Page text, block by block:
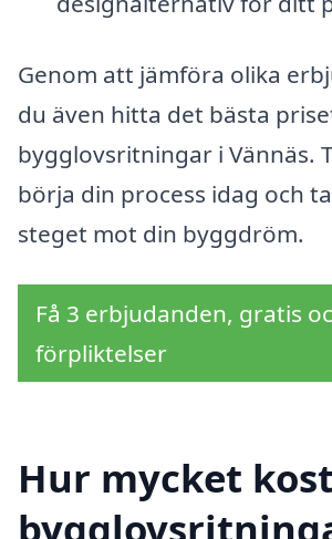
Genom att jämföra olika
du även hitta det bästa
bygglovsritningar i Vännäs.
börja din process idag och
steget mot din byggdröm.
Få 3 erbjudanden, gratis
förpliktelser
Hur mycket